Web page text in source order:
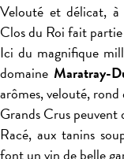
Velouté et délicat,
Clos du Roi fait partie
Ici du magnifique
domaineMaratray-
arômes, velouté,
Grands Crus peuvent
Racé, aux tanins